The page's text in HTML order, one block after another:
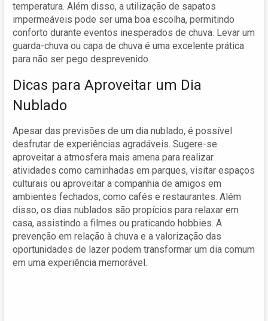
temperatura. Além disso, a utilização de sapatos
impermeáveis pode ser uma boa escolha, permitindo
conforto durante eventos inesperados de chuva. Levar um
guarda-chuva ou capa de chuva é uma excelente prática
para não ser pego desprevenido.
Dicas para Aproveitar um Dia
Nublado
Apesar das previsões de um dia nublado, é possível
desfrutar de experiências agradáveis. Sugere-se
aproveitar a atmosfera mais amena para realizar
atividades como caminhadas em parques, visitar espaços
culturais ou aproveitar a companhia de amigos em
ambientes fechados, como cafés e restaurantes. Além
disso, os dias nublados são propícios para relaxar em
casa, assistindo a filmes ou praticando hobbies. A
prevenção em relação à chuva e a valorização das
oportunidades de lazer podem transformar um dia comum
em uma experiência memorável.